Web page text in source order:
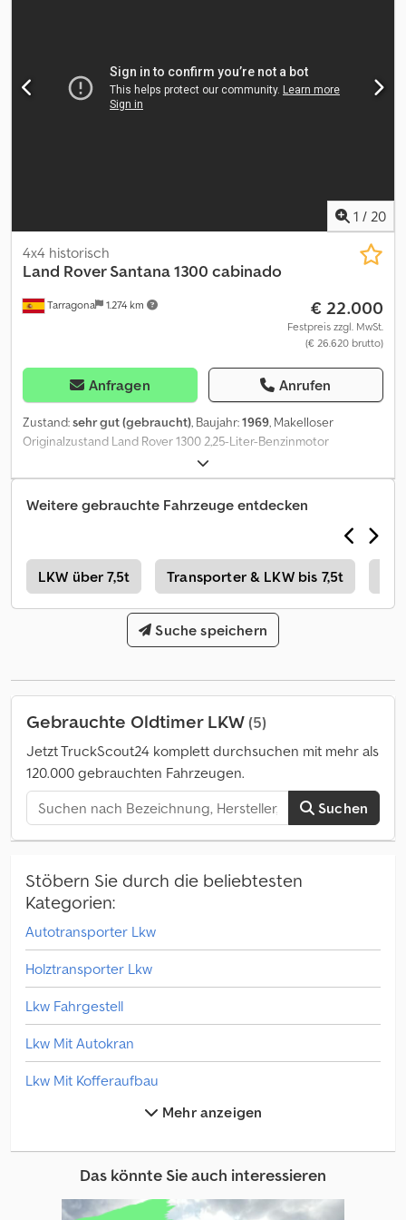
1 / 20
Tarragona 1.274 km
4x4 historisch
Land Rover Santana1300 cabinado
€ 22.000
Festpreis zzgl. MwSt.
(€ 26.620 brutto)
Anfragen Anrufen
Zustand:sehr gut (gebraucht), Baujahr:1969, Makelloser
Originalzustand Land Rover 1300 2,25-Liter-Benzinmotor
Speichenlenkrad Csdpfjyxtbxsx Adtsrf Neuer 4-Block-Kühler
Zusatzausstattung Overdrive-System überholt Servolenkung
(Originallenkrad enthalten) Sirene Programmierbarer
elektrischer Kühlerlüfter (Originalzubehör enthalten) Heizung
vorn und hinten Frontscheibenheizung Lichtmaschine (Dynamo
enthalten) Handschuhfachdeckel 20-Liter-Kanister Tagfahrlicht
und Nebelscheinwerfer Solarpanel zur Batteriewartung
Weitere gebrauchte Fahrzeuge entdecken
LKW über 7,5t Transporter & LKW bis 7,5t
Suche speichern
Gebrauchte Oldtimer LKW(5)
Jetzt TruckScout24 komplett durchsuchen mit mehr als
120.000 gebrauchten Fahrzeugen.
Suchen
Stöbern Sie durch die beliebtesten
Kategorien:
Autotransporter Lkw
Holztransporter Lkw
Lkw Fahrgestell
Lkw Mit Autokran
Lkw Mit Kofferaufbau
Lkw Mit Pritsche & Plane
Lkw Mit Siloaufbau
Mehr anzeigen
Das könnte Sie auch interessieren